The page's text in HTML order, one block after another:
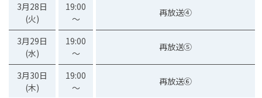
3月28日
(火)
19:00
～
再放送④
3月29日
(水)
19:00
～
再放送⑤
3月30日
(木)
19:00
～
再放送⑥